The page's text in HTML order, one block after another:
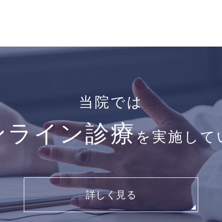
当院では
ライン診療を実施して
詳しく見る